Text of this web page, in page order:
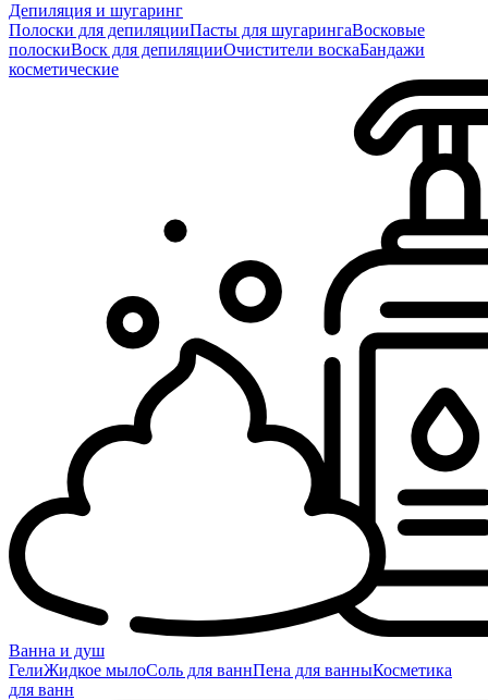
Депиляция и шугаринг
Полоски для депиляцииПасты для шугарингаВосковые
полоскиВоск для депиляцииОчистители воскаБандажи
косметические
Ванна и душ
ГелиЖидкое мылоСоль для ваннПена для ванныКосметика
для ванн